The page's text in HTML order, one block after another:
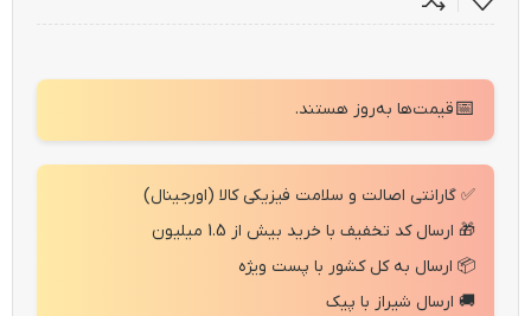
📅قیمت‌ها به‌روز هستند.
✅ گارانتی اصالت و سلامت فیزیکی کالا (اورجینال)
🎁 ارسال کد تخفیف با خرید بیش از 1.5 میلیون
📦 ارسال به کل کشور با پست ویژه
🚚 ارسال شیراز با پیک